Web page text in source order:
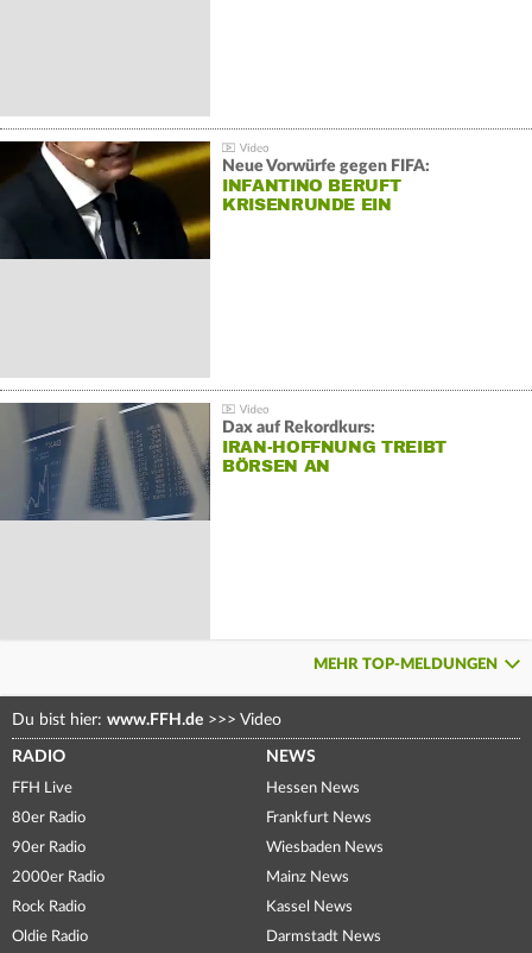
Neue Vorwürfe gegen FIFA:
INFANTINO BERUFT
KRISENRUNDE EIN
Dax auf Rekordkurs:
IRAN-HOFFNUNG TREIBT
BÖRSEN AN
MEHR TOP-MELDUNGEN
Du bist hier: www.FFH.de >>> Video
RADIO
FFH Live
80er Radio
90er Radio
2000er Radio
Rock Radio
Oldie Radio
NEWS
Hessen News
Frankfurt News
Wiesbaden News
Mainz News
Kassel News
Darmstadt News